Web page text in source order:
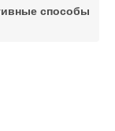
способы